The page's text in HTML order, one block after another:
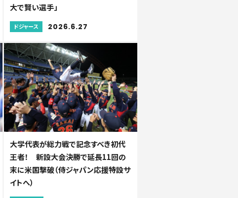
大で賢い選手」
ドジャース 2026.6.27
大学代表が総力戦で記念すべき初代
王者！ 新設大会決勝で延長11回の
末に米国撃破（侍ジャパン応援特設サ
イトへ）